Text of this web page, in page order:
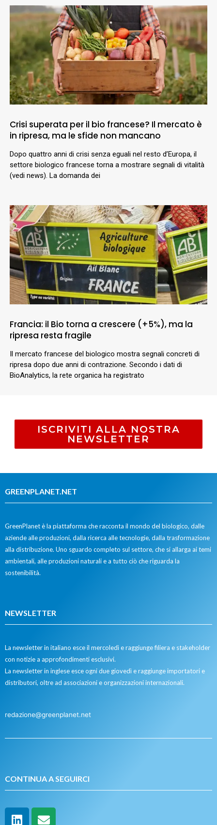
Crisi superata per il bio francese? Il mercato è
in ripresa, ma le sfide non mancano
Dopo quattro anni di crisi senza eguali nel resto d’Europa, il
settore biologico francese torna a mostrare segnali di vitalità
(vedi news). La domanda dei
Francia: il Bio torna a crescere (+5%), ma la
ripresa resta fragile
Il mercato francese del biologico mostra segnali concreti di
ripresa dopo due anni di contrazione. Secondo i dati di
BioAnalytics, la rete organica ha registrato
ISCRIVITI ALLA NOSTRA
NEWSLETTER
GREENPLANET.NET
GreenPlanet è la piattaforma che racconta il mondo del biologico, dalle
aziende alle produzioni, dalla ricerca alle tecnologie, dalla trasformazione
alla distribuzione. Uno sguardo completo sul settore, che si allarga ai temi
ambientali, alle produzioni naturali e a tutto ciò che riguarda la
sostenibilità.
NEWSLETTER
La newsletter in italiano esce il mercoledì e raggiunge filiera e stakeholder
con notizie a approfondimenti esclusivi.
La newsletter in inglese esce ogni due giovedì e raggiunge importatori e
distributori, oltre ad associazioni e organizzazioni internazionali.
redazione@greenplanet.net
CONTINUA A SEGUIRCI